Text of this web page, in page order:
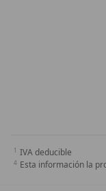
IVA deducible
Esta información la